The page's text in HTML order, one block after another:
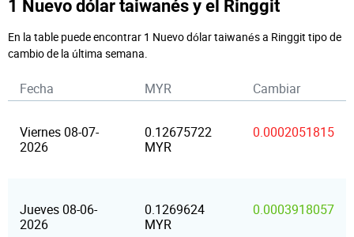
1 Nuevo dólar taiwanés y el Ringgit
En la table puede encontrar 1 Nuevo dólar taiwanés a Ringgit tipo de
cambio de la última semana.
Fecha MYR Cambiar
Viernes 08-07-
2026
0.12675722
MYR
0.0002051815
Jueves 08-06-
2026
0.1269624
MYR
0.0003918057